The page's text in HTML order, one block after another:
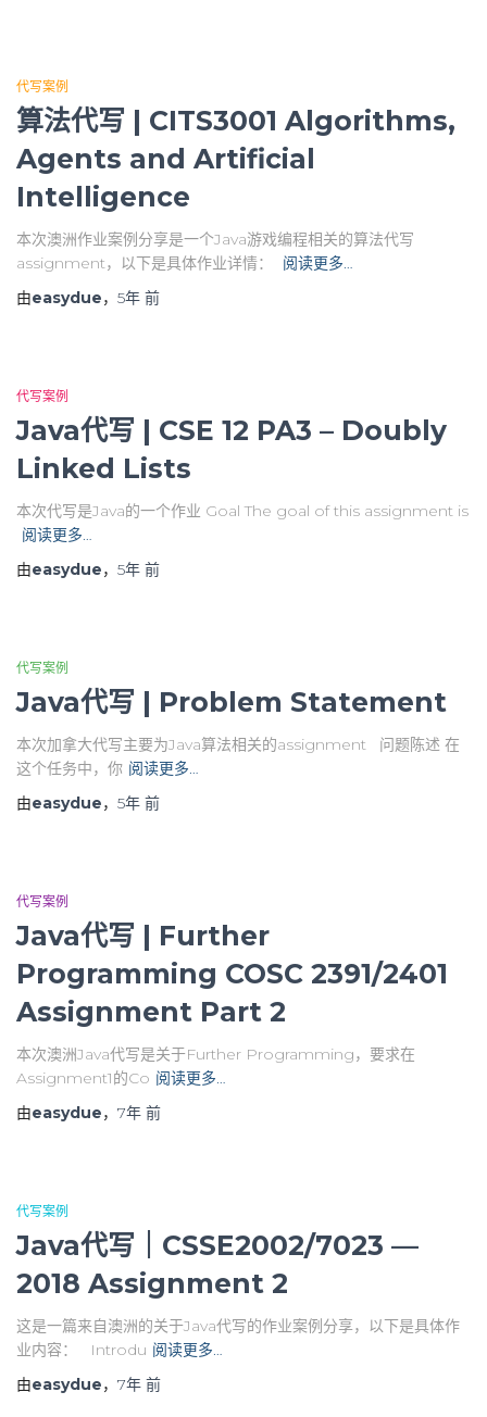
代写案例
算法代写 | CITS3001 Algorithms,
Agents and Artificial
Intelligence
本次澳洲作业案例分享是一个Java游戏编程相关的算法代写
assignment，以下是具体作业详情：
阅读更多…
由easydue， 5年 前
代写案例
Java代写 | CSE 12 PA3 – Doubly
Linked Lists
本次代写是Java的一个作业 Goal The goal of this assignment is
阅读更多…
由easydue， 5年 前
代写案例
Java代写 | Problem Statement
本次加拿大代写主要为Java算法相关的assignment 问题陈述 在
这个任务中，你 阅读更多…
由easydue， 5年 前
代写案例
Java代写 | Further
Programming COSC 2391/2401
Assignment Part 2
本次澳洲Java代写是关于Further Programming，要求在
Assignment1的Co 阅读更多…
由easydue， 7年 前
代写案例
Java代写｜CSSE2002/7023 —
2018 Assignment 2
这是一篇来自澳洲的关于Java代写的作业案例分享，以下是具体作
业内容： Introdu 阅读更多…
由easydue， 7年 前